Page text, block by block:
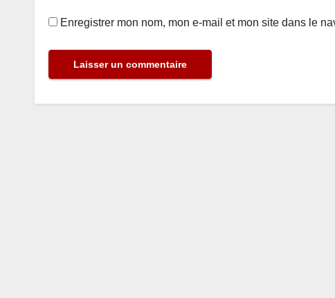
Enregistrer mon nom, mon e-mail et mon site dans le